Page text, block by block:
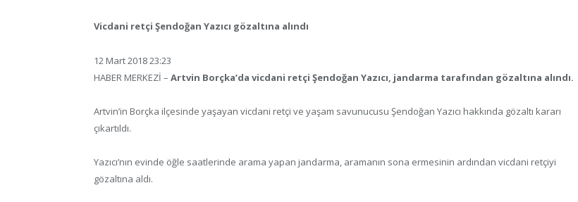
Vicdani retçi Şendoğan Yazıcı gözaltına alındı
12 Mart 2018 23:23
HABER MERKEZİ – Artvin Borçka’da vicdani retçi Şendoğan Yazıcı, jandarma tarafından gözaltına alındı.
Artvin’in Borçka ilçesinde yaşayan vicdani retçi ve yaşam savunucusu Şendoğan Yazıcı hakkında gözaltı kararı
çıkartıldı.
Yazıcı’nın evinde öğle saatlerinde arama yapan jandarma, aramanın sona ermesinin ardından vicdani retçiyi
gözaltına aldı.